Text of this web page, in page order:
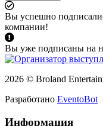
Вы успешно
компании!
Вы уже подписаны на
2026 © Broland
Разработано EventoBot
Информация